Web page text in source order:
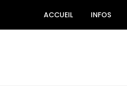
content
ACCUEIL INFOS